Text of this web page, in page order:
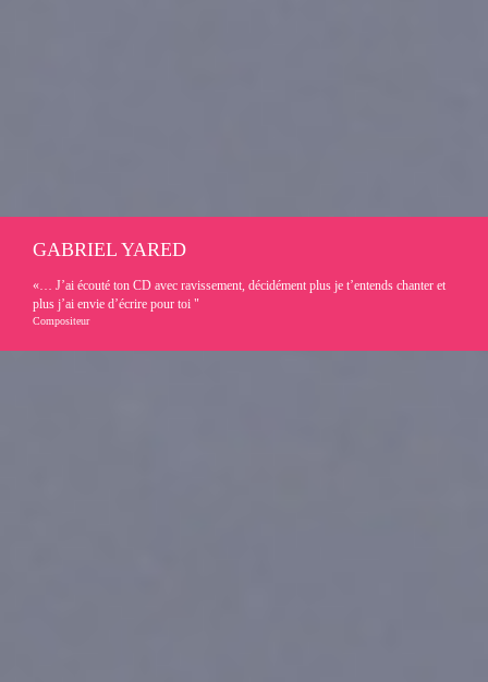
GABRIEL YARED
«… J’ai écouté ton CD avec ravissement, décidément plus je t’entends chanter et
plus j’ai envie d’écrire pour toi "
Compositeur